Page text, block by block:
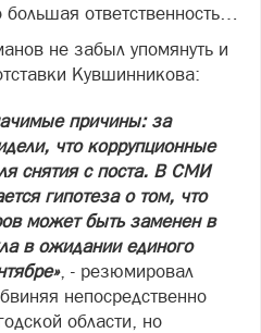
большая ответственность…
не забыл упомянуть и
Кувшинникова:
причины: за
что коррупционные
снятия с поста. В СМИ
гипотеза о том, что
может быть заменен в
в ожидании единого
, - резюмировал
непосредственно
области, но